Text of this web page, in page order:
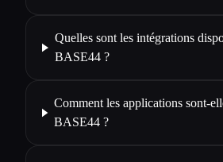
Quelles sont les intégrations
BASE44 ?
Comment les applications sont-
BASE44 ?